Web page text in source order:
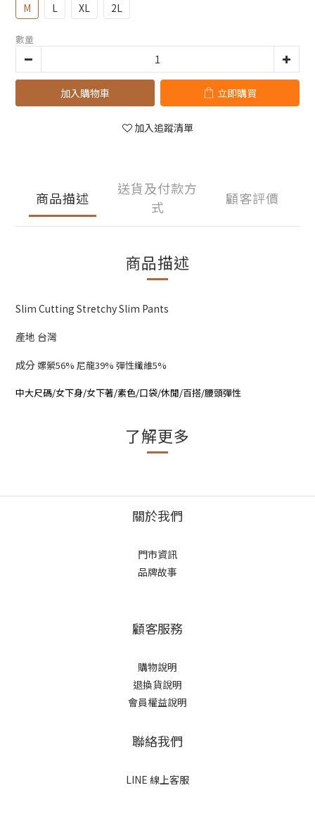
M L XL 2L
數量
加入購物車 立即購買
加入追蹤清單
商品描述
送貨及付款方
式
顧客評價
商品描述
Slim Cutting Stretchy Slim Pants
產地 台灣
成分 嫘縈56% 尼龍39% 彈性纖維5%
中大尺碼/女下身/女下著/素色/口袋/休閒/百搭/腰頭彈性
了解更多
關於我們
門市資訊
品牌故事
顧客服務
購物說明
退換貨說明
會員權益說明
聯絡我們
LINE 線上客服